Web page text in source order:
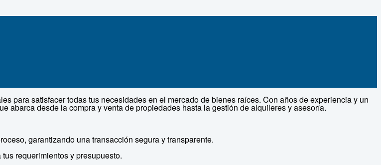
para satisfacer todas tus necesidades en el mercado de bienes raíces. Con años de experiencia y un
abarca desde la compra y venta de propiedades hasta la gestión de alquileres y asesoría.
garantizando una transacción segura y transparente.
requerimientos y presupuesto.